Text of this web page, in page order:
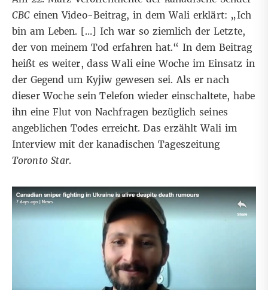
CBC einenVideo-Beitrag, in dem Wali erklärt: „Ich
bin am Leben. […] Ich war so ziemlich der Letzte,
der von meinem Tod erfahren hat.“ In dem Beitrag
heißt es weiter, dass Wali eine Woche im Einsatz in
der Gegend um Kyjiw gewesen sei. Als er nach
dieser Woche sein Telefon wieder einschaltete, habe
ihn eine Flut von Nachfragen bezüglich seines
angeblichen Todes erreicht. Das erzählt Wali im
Interview mit der kanadischen Tageszeitung
Toronto Star.